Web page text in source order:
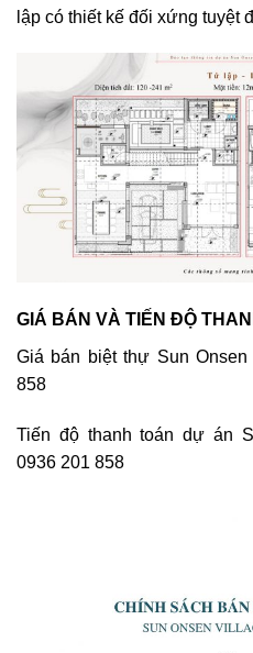
lập có thiết kế đối xứng tuyệt
GIÁ BÁN VÀ TIẾN ĐỘ
Giá bán biệt thự Sun
858
Tiến độ thanh toán dự án
0936 201 858